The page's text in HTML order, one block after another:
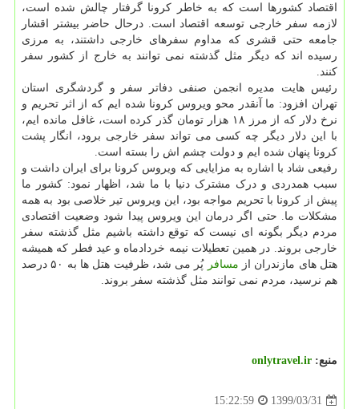
اقتصاد کشورها است که به خاطر کرونا گرفتار چالش شده است،
لازمه سفر خارجی توسعه اقتصاد است. درحال حاضر بیشتر اقشار
جامعه حتی قشری که مداوم سفرهای خارجی داشتند، به مرزی
رسیده اند که دیگر مثل گذشته نمی توانند به خارج از کشور سفر
کنند.
رئیس هایت مدیره انجمن صنفی دفاتر سفر و گردشگری استان
تهران افزود: ما آنقدر محو ویروس کرونا شده ایم که از اثر تحریم و
نرخ دلار که از مرز ۱۸ هزار تومان گذر کرده است، غافل مانده ایم،
با این دلار دیگر چه کسی می تواند سفر خارجی برود، انگار پشت
کرونا پنهان شده ایم و دولت چشم اش را بسته است.
رفیعی شاد با اشاره به مزایایی که ویروس کرونا برای ایران داشت و
سبب همدردی و درک مشترک دنیا با ما شد، اظهار نمود: کشور ما
پیش از کرونا با تحریم مواجه بود، این ویروس تیر خلاصی بود به همه
مشکلات ما. حتی اگر درمان این ویروس پیدا شود وضعیت اقتصادی
مردم دیگر بگونه ای نیست که توقع داشته باشیم مثل گذشته سفر
خارجی بروند. در همین تعطیلات نیمه خردادماه و عید فطر که همیشه
هتل های مازندران از مسافر
پُر می شد، ظرفیت هتل ها به ۵۰ درصد
هم نرسید، مردم نمی توانند مثل گذشته سفر بروند.
منبع: onlytravel.ir
1399/03/31
15:22:59